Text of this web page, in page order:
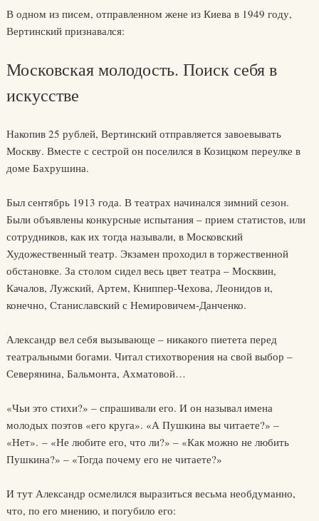
В одном из писем, отправленном жене из Киева в 1949 году,
Вертинский признавался:
Московская молодость. Поиск себя в
искусстве
Накопив 25 рублей, Вертинский отправляется завоевывать
Москву. Вместе с сестрой он поселился в Козицком переулке в
доме Бахрушина.
Был сентябрь 1913 года. В театрах начинался зимний сезон.
Были объявлены конкурсные испытания – прием статистов, или
сотрудников, как их тогда называли, в Московский
Художественный театр. Экзамен проходил в торжественной
обстановке. За столом сидел весь цвет театра – Москвин,
Качалов, Лужский, Артем, Книппер-Чехова, Леонидов и,
конечно, Станиславский с Немировичем-Данченко.
Александр вел себя вызывающе – никакого пиетета перед
театральными богами. Читал стихотворения на свой выбор –
Северянина, Бальмонта, Ахматовой…
«Чьи это стихи?» – спрашивали его. И он называл имена
молодых поэтов «его круга». «А Пушкина вы читаете?» –
«Нет». – «Не любите его, что ли?» – «Как можно не любить
Пушкина?» – «Тогда почему его не читаете?»
И тут Александр осмелился выразиться весьма необдуманно,
что, по его мнению, и погубило его: